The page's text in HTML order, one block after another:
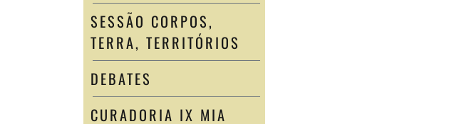
SESSÃO CORPOS,
TERRA, TERRITÓRIOS
DEBATES
CURADORIA IX MIA